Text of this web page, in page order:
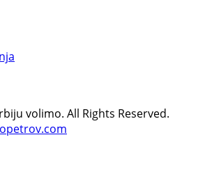
volimo. All Rights Reserved.